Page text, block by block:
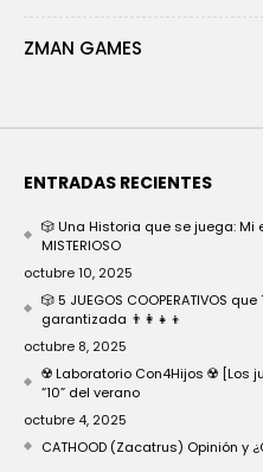
ZMAN GAMES
ENTRADAS RECIENTES
🎲 Una Historia que se juega: Mi
MISTERIOSO
octubre 10, 2025
🎲 5 JUEGOS COOPERATIVOS
garantizada 👨‍👩‍👧‍👦
octubre 8, 2025
☢️ Laboratorio Con4Hijos ☢️ [Los
“10” del verano
octubre 4, 2025
CATHOOD (Zacatrus) Opinión y